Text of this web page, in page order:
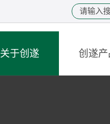
关于创遂 创遂产